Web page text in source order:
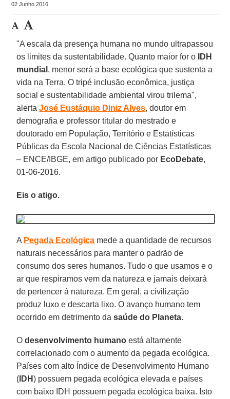
02 Junho 2016
"A escala da presença humana no mundo ultrapassou
os limites da sustentabilidade. Quanto maior for o IDH
mundial , menor será a base ecológica que sustenta a
vida na Terra. O tripé inclusão econômica, justiça
social e sustentabilidade ambiental virou trilema",
alertaJosé Eustáquio Diniz Alves, doutor em
demografia e professor titular do mestrado e
doutorado em População, Território e Estatísticas
Públicas da Escola Nacional de Ciências Estatísticas
– ENCE/IBGE, em artigo publicado por EcoDebate,
01-06-2016.
Eis o atigo.
A Pegada Ecológica mede a quantidade de recursos
naturais necessários para manter o padrão de
consumo dos seres humanos. Tudo o que usamos e o
ar que respiramos vem da natureza e jamais deixará
de pertencer à natureza. Em geral, a civilização
produz luxo e descarta lixo. O avanço humano tem
ocorrido em detrimento dasaúde do Planeta.
Odesenvolvimento humano está altamente
correlacionado com o aumento da pegada ecológica.
Países com alto Índice de Desenvolvimento Humano
( IDH) possuem pegada ecológica elevada e países
com baixo IDH possuem pegada ecológica baixa. Isto